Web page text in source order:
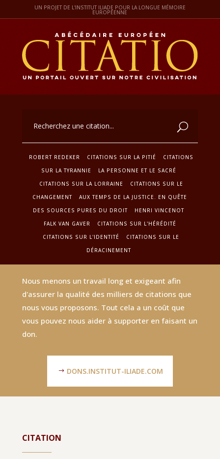
UN PROJET DE L'INSTITUT ILIADE POUR LA LONGUE MÉMOIRE
EUROPÉENNE
ROBERT REDEKER CITATIONS SUR LA PITIÉ
CITATIONS
SUR LA TYRANNIE
LA PERSONNE ET LE SACRÉ
CITATIONS SUR LA LORRAINE
CITATIONS SUR LE
CHANGEMENT
AUX TEMPS DE LA JUSTICE. EN QUÊTE
DES SOURCES PURES DU DROIT
HENRI VINCENOT
FALK VAN GAVER
CITATIONS SUR L'HÉRÉDITÉ
CITATIONS SUR L'IDENTITÉ
CITATIONS SUR LE
DÉRACINEMENT
Nous menons un travail long et exigeant afin
d'assurer la qualité des milliers de citations que
nous vous proposons. Tout cela a un coût que
vous pouvez nous aider à supporter en faisant un
don.
DONS.INSTITUT-ILIADE.COM
CITATION